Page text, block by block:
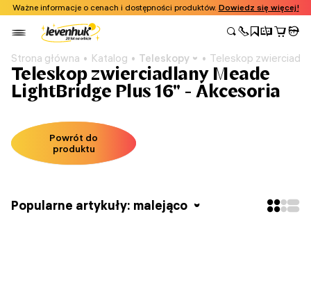
Ważne informacje o cenach i dostępności produktów. Dowiedz się więcej!
Strona główna Katalog Teleskopy Teleskop
Teleskop zwierciadlany Meade
LightBridge Plus 16" - Akcesoria
Powrót do
produktu
Popularne artykuły: malejąco